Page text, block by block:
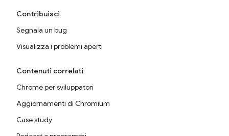
Contribuisci
Segnala un bug
Visualizza i problemi aperti
Contenuti correlati
Chrome per sviluppatori
Aggiornamenti di Chromium
Case study